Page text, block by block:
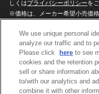
しくはプライバシーポリシーを
※価格は、メーカー希望小売価格
ざいますのでご了承ください。
privacypolicy
ウェブサイトご利用条件
We use unique personal
analyze our traffic and to
Please click
here to see
cookies and the retention
sell or share information
to/with our analytics and
combine it with other